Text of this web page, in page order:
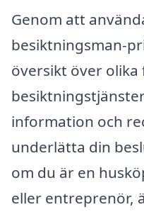
Genom att
besiktningsman-
översikt över
information och
underlätta din
om du är en
eller entreprenör,